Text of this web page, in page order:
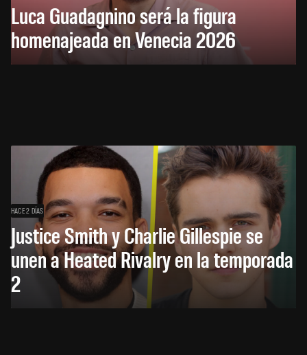
Luca Guadagnino será la figura
homenajeada en Venecia 2026
HACE 2 DÍAS
Justice Smith y Charlie Gillespie se
unen a Heated Rivalry en la temporada
2